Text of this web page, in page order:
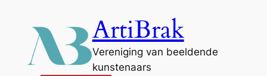
inhoud
ArtiBrak
Vereniging van beeldende
kunstenaars